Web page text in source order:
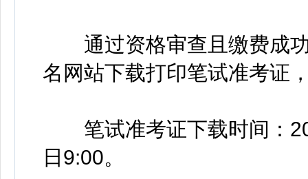
通过资格审查且缴费成功
名网站下载打印笔试准考证
笔试准考证下载时间：
日9:00。